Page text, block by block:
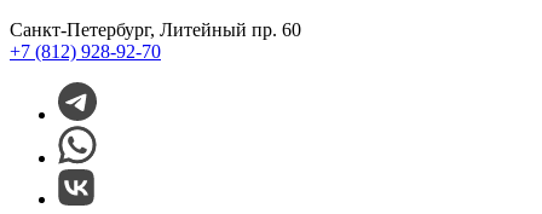
Санкт-Петербург, Литейный пр. 60
+7 (812) 928-92-70